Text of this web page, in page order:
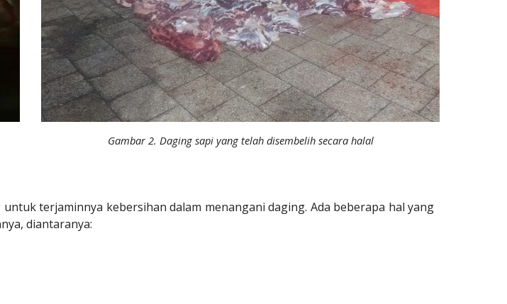
Gambar2. Daging sapi yang telah disembelih secara halal
terjaminnya kebersihan dalam menangani daging. Ada beberapa hal yang
diantaranya: